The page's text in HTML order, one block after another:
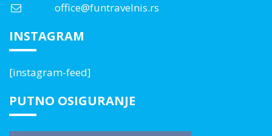
office@funtravelnis.rs
INSTAGRAM
[instagram-feed]
PUTNO OSIGURANJE